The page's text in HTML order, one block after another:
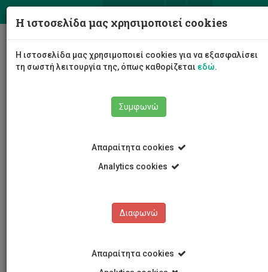
Σχολή Καλών και Εφαρμοσμένων Τεχνών
Τμήμα Καλών Τεχνών
Προσωπικό
Η ιστοσελίδα μας χρησιμοποιεί cookies
Η ιστοσελίδα μας χρησιμοποιεί cookies για να εξασφαλίσει
τη σωστή λειτουργία της, όπως καθορίζεται εδώ.
Συμφωνώ
Απαραίτητα cookies
Analytics cookies
Διαφωνώ
Απαραίτητα cookies